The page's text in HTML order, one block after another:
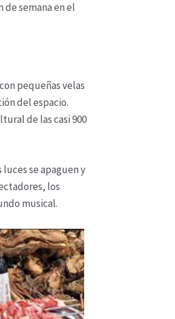
semana en el
pequeñas velas
del espacio.
de las casi 900
se apaguen y
los
musical.